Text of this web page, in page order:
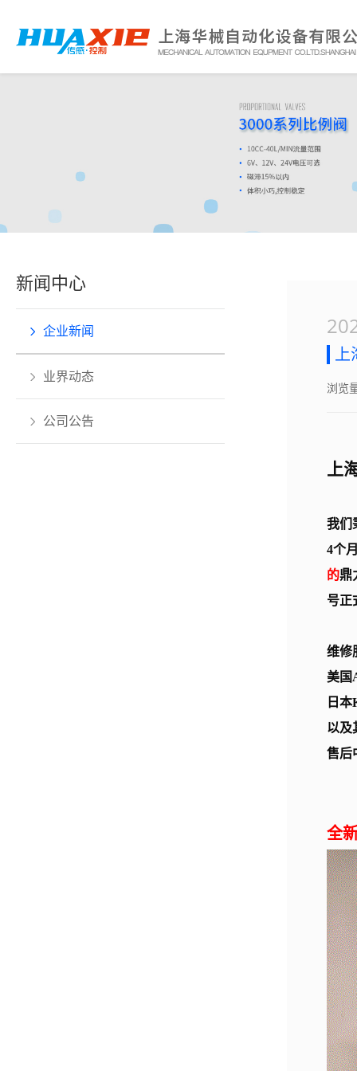
新闻中心
企业新闻
业界动态
公司公告
上
浏览
上
我们
4个
的鼎
号正
维修
美国
日
以及
售后
全